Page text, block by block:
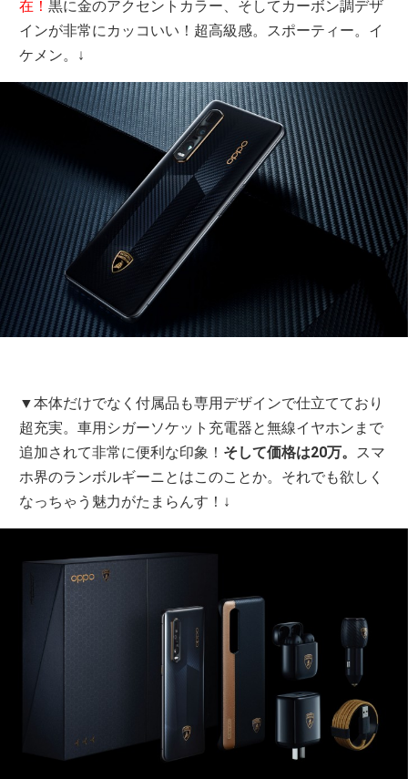
在！黒に金のアクセントカラー、そしてカーボン調デザ
インが非常にカッコいい！超高級感。スポーティー。イ
ケメン。↓
▼本体だけでなく付属品も専用デザインで仕立てており
超充実。車用シガーソケット充電器と無線イヤホンまで
追加されて非常に便利な印象！ そして価格は20万。 スマ
ホ界のランボルギーニとはこのことか。それでも欲しく
なっちゃう魅力がたまらんす！↓